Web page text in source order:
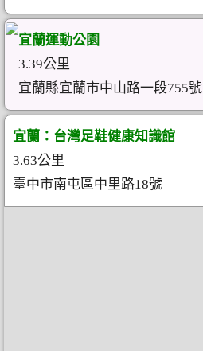
宜蘭運動公園
3.39公里
宜蘭縣宜蘭市中山路一段755號
宜蘭：台灣足鞋健康知識館
3.63公里
臺中市南屯區中里路18號